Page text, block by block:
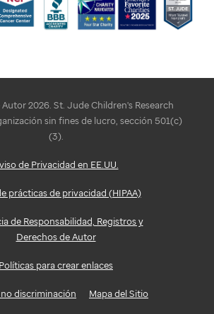
2026. St. Jude Children's Research
sin fines de lucro, sección 501(c)
(3).
de Privacidad en EE.UU.
prácticas de privacidad (HIPAA)
de Responsabilidad, Registros y
Derechos de Autor
Políticas para crear enlaces
discriminación Mapa del Sitio